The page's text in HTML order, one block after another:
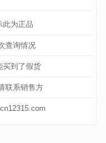
此为正品
查询情况
买到了假货
联系销售方